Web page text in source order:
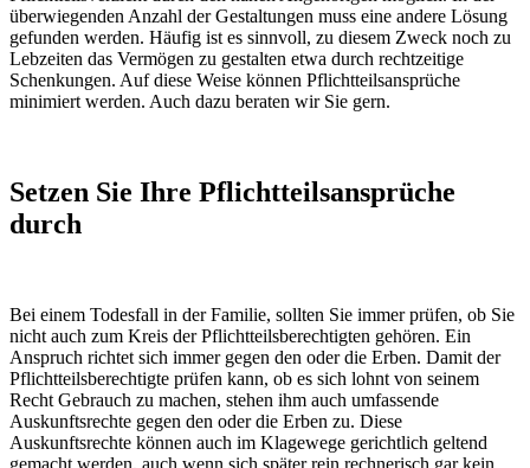
überwiegenden Anzahl der Gestaltungen muss eine andere Lösung
gefunden werden. Häufig ist es sinnvoll, zu diesem Zweck noch zu
Lebzeiten das Vermögen zu gestalten etwa durch rechtzeitige
Schenkungen. Auf diese Weise können Pflichtteilsansprüche
minimiert werden. Auch dazu beraten wir Sie gern.
Setzen Sie Ihre Pflichtteilsansprüche
durch
Bei einem Todesfall in der Familie, sollten Sie immer prüfen, ob Sie
nicht auch zum Kreis der Pflichtteilsberechtigten gehören. Ein
Anspruch richtet sich immer gegen den oder die Erben. Damit der
Pflichtteilsberechtigte prüfen kann, ob es sich lohnt von seinem
Recht Gebrauch zu machen, stehen ihm auch umfassende
Auskunftsrechte gegen den oder die Erben zu. Diese
Auskunftsrechte können auch im Klagewege gerichtlich geltend
gemacht werden, auch wenn sich später rein rechnerisch gar kein